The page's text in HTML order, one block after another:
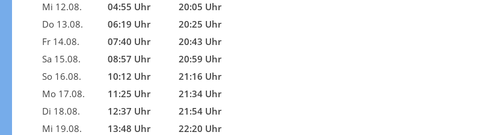
Mi 12.08.
04:55 Uhr
20:05 Uhr
Do 13.08.
06:19 Uhr
20:25 Uhr
Fr 14.08.
07:40 Uhr
20:43 Uhr
Sa 15.08.
08:57 Uhr
20:59 Uhr
So 16.08.
10:12 Uhr
21:16 Uhr
Mo 17.08.
11:25 Uhr
21:34 Uhr
Di 18.08.
12:37 Uhr
21:54 Uhr
Mi 19.08.
13:48 Uhr
22:20 Uhr